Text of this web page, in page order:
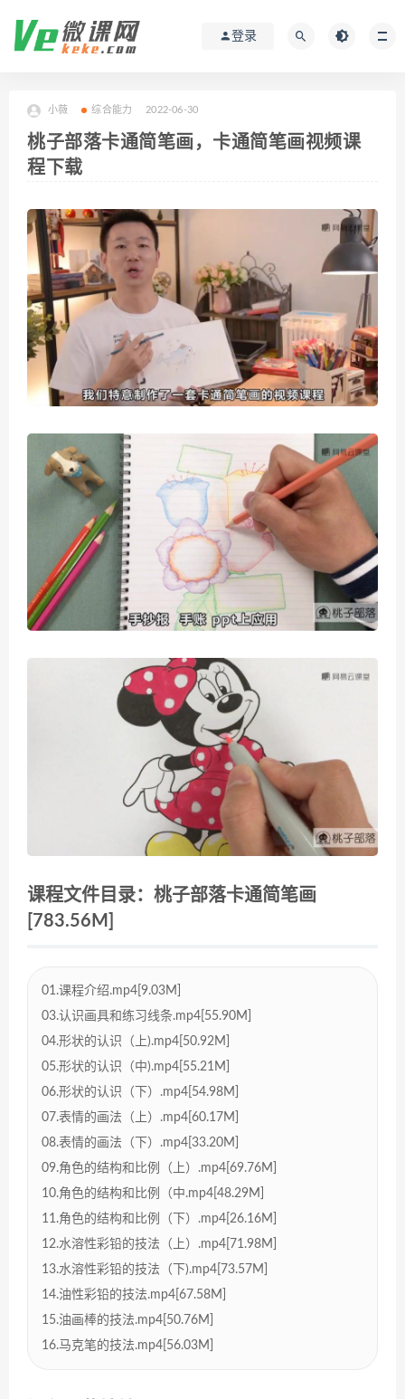
登录
小薇 综合能力 2022-06-30
桃子部落卡通简笔画，卡通简笔画视频课
程下载
课程文件目录：桃子部落卡通简笔画
[783.56M]
01.课程介绍.mp4[9.03M]
03.认识画具和练习线条.mp4[55.90M]
04.形状的认识（上).mp4[50.92M]
05.形状的认识（中).mp4[55.21M]
06.形状的认识（下）.mp4[54.98M]
07.表情的画法（上）.mp4[60.17M]
08.表情的画法（下）.mp4[33.20M]
09.角色的结构和比例（上）.mp4[69.76M]
10.角色的结构和比例（中.mp4[48.29M]
11.角色的结构和比例（下）.mp4[26.16M]
12.水溶性彩铅的技法（上）.mp4[71.98M]
13.水溶性彩铅的技法（下).mp4[73.57M]
14.油性彩铅的技法.mp4[67.58M]
15.油画棒的技法.mp4[50.76M]
16.马克笔的技法.mp4[56.03M]